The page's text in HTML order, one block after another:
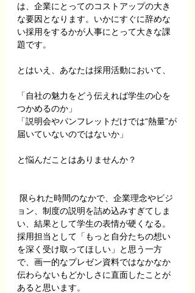
は、企業にとってのコストアップの大き
な要因となります。いかにすぐに辞めな
い採用をするかが人事にとって大きな課
題です。
とはいえ、あなたは採用活動において、
「自社の魅力をどう伝えれば学生の心を
つかめるのか」
「説明会やパンフレットだけでは“熱量”が
届いていないのではないか」
と悩んだことはありませんか？
限られた時間のなかで、企業理念やビジ
ョン、制度の説明を詰め込みすぎてしま
い、結果として学生の表情が硬くなる。
採用担当として「もっと自分たちの想い
を深く受け取ってほしい」と思う一方
で、画一的なプレゼン資料ではなかなか
伝わらないもどかしさに直面したことが
あると思います。